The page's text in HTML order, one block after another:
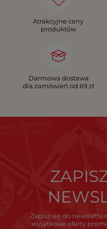
Atrakcyjne ceny
produktów
Darmowa dostawa
dla zamówień od 69 zł
Zapisz się do
wyjątkowe oferty